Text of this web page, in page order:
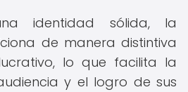
identidad sólida, la
de manera distintiva
lo que facilita la
y el logro de sus